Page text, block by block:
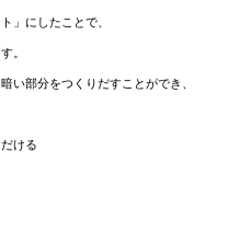
」にしたことで、
。
い部分をつくりだすことができ、
ける